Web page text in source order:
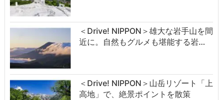
＜Drive! NIPPON＞雄大な岩手山を間
近に。自然もグルメも堪能する岩…
＜Drive! NIPPON＞山岳リゾート「上
高地」で、絶景ポイントを散策